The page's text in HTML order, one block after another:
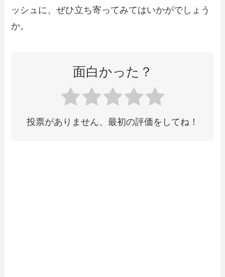
ッシュに、ぜひ立ち寄ってみてはいかがでしょう
か。
面白かった？
投票がありません、最初の評価をしてね！